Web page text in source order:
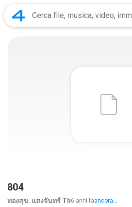
804
ทองสุข. แสงจันทร์ Th6 anni faancora...